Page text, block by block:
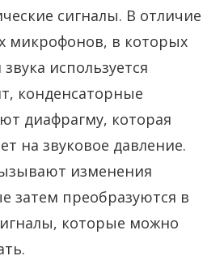
сигналы. В отличие
микрофонов, в которых
используется
конденсаторные
диафрагму, которая
на звуковое давление.
изменения
затем преобразуются в
которые можно